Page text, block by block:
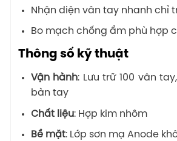
Nhận diện vân tay nhanh chỉ
Bo mạch chống ẩm phù hợp
Thông số kỹ thuật
Vận hành: Lưu trữ 100 vân
bàn tay
Chất liệu: Hợp kim nhôm
Bề mặt: Lớp sơn mạ Anode